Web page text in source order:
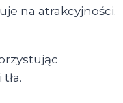
na atrakcyjności.